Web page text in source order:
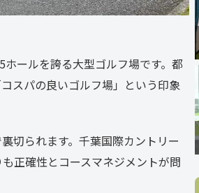
ールを誇る大型ゴルフ場です。都
スパの良いゴルフ場」という印象
切られます。千葉国際カントリー
正確性とコースマネジメントが問